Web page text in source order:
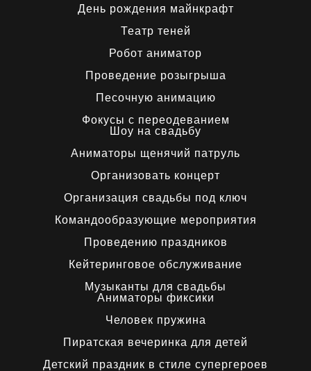
День рождения майнкрафт
Театр теней
Робот аниматор
Проведение розыгрыша
Песочную анимацию
Фокусы с переодеванием
Шоу на свадьбу
Аниматоры щенячий патруль
Организовать концерт
Организация свадьбы под ключ
Командообразующие мероприятия
Проведению праздников
Кейтеринговое обслуживание
Музыканты для свадьбы
Аниматоры фиксики
Человек пружина
Пиратская вечеринка для детей
Детский праздник в стиле супергероев